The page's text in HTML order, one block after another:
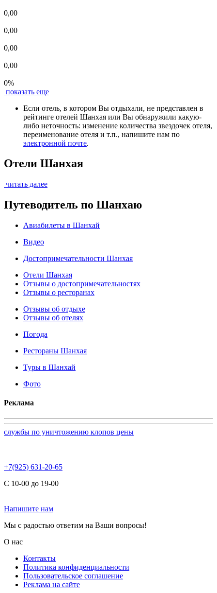
0,00
0,00
0,00
0,00
0%
показать еще
Если отель, в котором Вы отдыхали, не представлен в
рейтинге отелей Шанхая или Вы обнаружили какую-
либо неточность: изменение количества звездочек отеля,
переименование отеля и т.п., напишите нам по
электронной почте.
Отели Шанхая
читать далее
Путеводитель по Шанхаю
Авиабилеты в Шанхай
Видео
Достопримечательности Шанхая
Отели Шанхая
Отзывы о достопримечательностях
Отзывы о ресторанах
Отзывы об отдыхе
Отзывы об отелях
Погода
Рестораны Шанхая
Туры в Шанхай
Фото
Реклама
службы по уничтожению клопов цены
+7(925) 631-20-65
С 10-00 до 19-00
Напишите нам
Мы с радостью ответим на Ваши вопросы!
О нас
Контакты
Политика конфиденциальности
Пользовательское соглашение
Реклама на сайте